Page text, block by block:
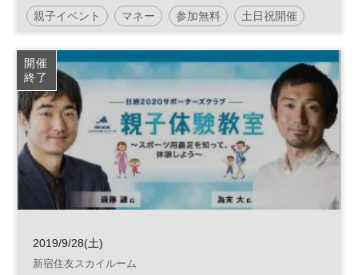
親子イベント マネー 参加無料 土日祝開催
開催
終了
2019/9/28(土)
新宿住友スカイルーム